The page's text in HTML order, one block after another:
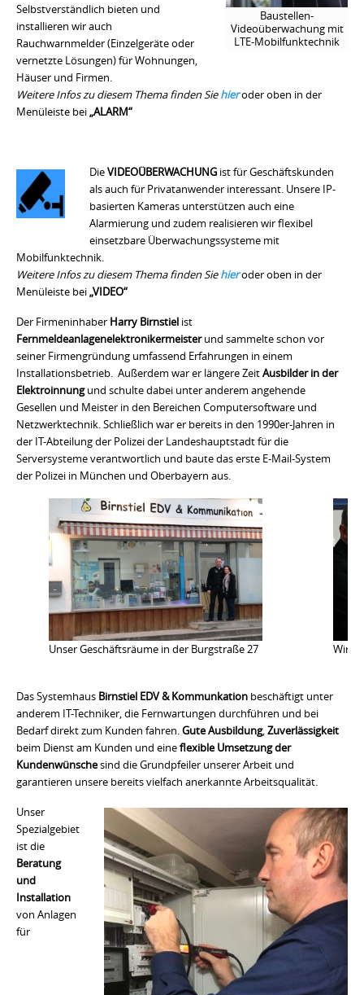
Baustellen-
Videoüberwachung mit
LTE-Mobilfunktechnik
Selbstverständlich bieten und
installieren wir auch
Rauchwarnmelder (Einzelgeräte oder
vernetzte Lösungen) für Wohnungen,
Häuser und Firmen.
Weitere Infos zu diesem Thema finden Sie hieroder oben in der
Menüleiste bei„ALARM“
DieVIDEOÜBERWACHUNG ist für Geschäftskunden
als auch für Privatanwender interessant. Unsere IP-
basierten Kameras unterstützen auch eine
Alarmierung und zudem realisieren wir flexibel
einsetzbare Überwachungssysteme mit
Mobilfunktechnik.
Weitere Infos zu diesem Thema finden Sie hieroder oben in der
Menüleiste bei„VIDEO“
Der Firmeninhaber Harry Birnstiel ist
Fernmeldeanlagenelektronikermeisterund sammelte schon vor
seiner Firmengründung umfassend Erfahrungen in einem
Installationsbetrieb. Außerdem war er längere ZeitAusbilder in der
Elektroinnungund schulte dabei unter anderem angehende
Gesellen und Meister in den Bereichen Computersoftware und
Netzwerktechnik. Schließlich war er bereits in den 1990er-Jahren in
der IT-Abteilung der Polizei der Landeshauptstadt für die
Serversysteme verantwortlich und baute das erste E-Mail-System
der Polizei in München und Oberbayern aus.
Unser Geschäftsräume in der Burgstraße 27 Wir
Das Systemhaus Birnstiel EDV & Kommunkation beschäftigt unter
anderem IT-Techniker, die Fernwartungen durchführen und bei
Bedarf direkt zum Kunden fahren.Gute Ausbildung,Zuverlässigkeit
beim Dienst am Kunden und eineflexible Umsetzung der
Kundenwünschesind die Grundpfeiler unserer Arbeit und
garantieren unsere bereits vielfach anerkannte Arbeitsqualität.
Unser
Spezialgebiet
ist die
Beratung
und
Installation
von Anlagen
für